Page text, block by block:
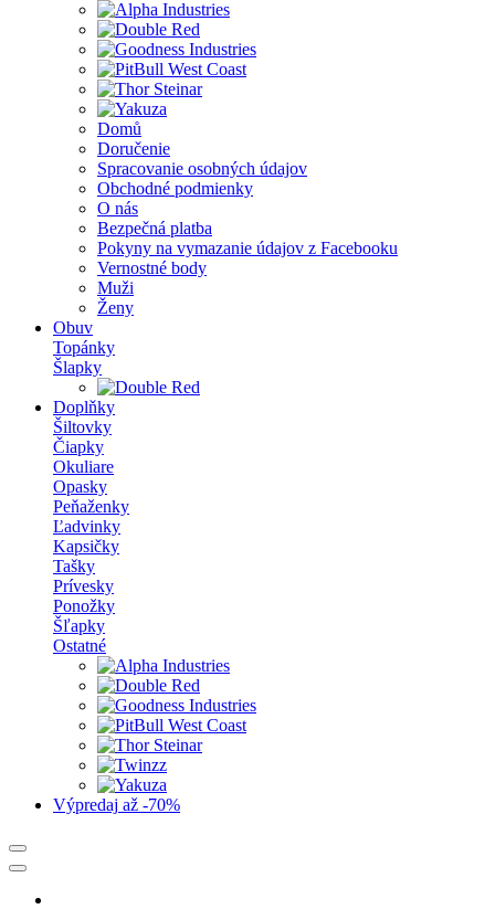
Domů
Doručenie
Spracovanie osobných údajov
Obchodné podmienky
O nás
Bezpečná platba
Pokyny na vymazanie údajov z Facebooku
Vernostné body
Muži
Ženy
Obuv
Topánky
Šlapky
Doplňky
Šiltovky
Čiapky
Okuliare
Opasky
Peňaženky
Ľadvinky
Kapsičky
Tašky
Prívesky
Ponožky
Šľapky
Ostatné
Výpredaj až -70%